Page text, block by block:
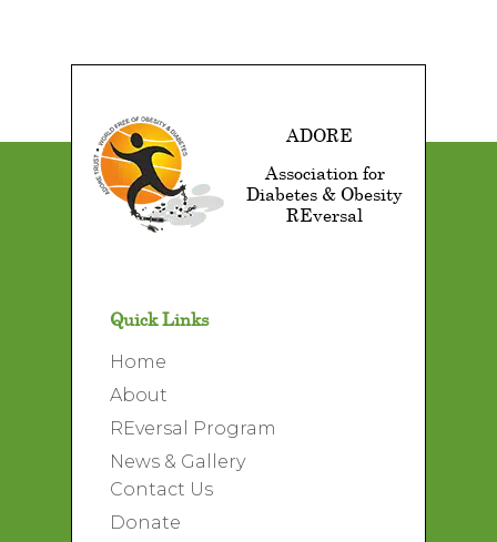
ADORE
Association for
Diabetes & Obesity
REversal
Quick Links
Home
About
REversal Program
News & Gallery
Contact Us
Donate